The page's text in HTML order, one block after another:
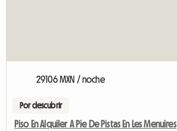
29106 MXN / noche
Por descubrir
Piso En Alquiler A Pie De Pistas En Les Menuires